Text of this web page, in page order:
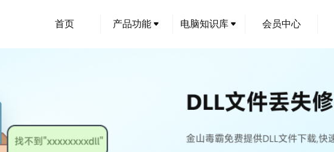
首页 产品功能 电脑知识库 会员中心